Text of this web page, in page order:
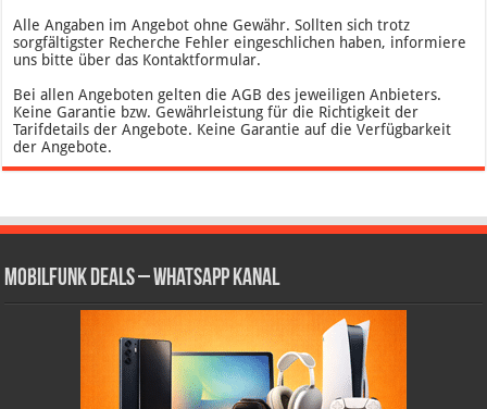
Alle Angaben im Angebot ohne Gewähr. Sollten sich trotz
sorgfältigster Recherche Fehler eingeschlichen haben, informiere
uns bitte über das Kontaktformular.
Bei allen Angeboten gelten die AGB des jeweiligen Anbieters.
Keine Garantie bzw. Gewährleistung für die Richtigkeit der
Tarifdetails der Angebote. Keine Garantie auf die Verfügbarkeit
der Angebote.
Mobilfunk Deals – WhatsApp Kanal